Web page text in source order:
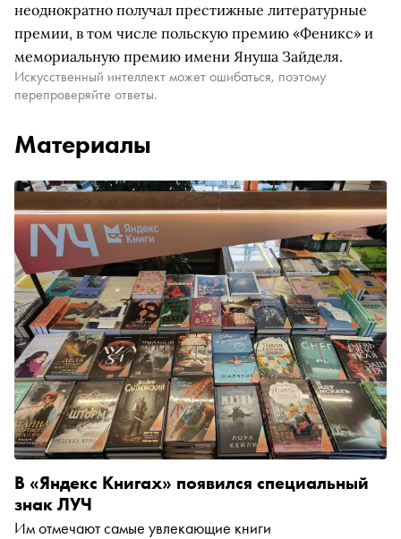
неоднократно получал престижные литературные
премии, в том числе польскую премию «Феникс» и
мемориальную премию имени Януша Зайделя.
Искусственный интеллект может ошибаться, поэтому
перепроверяйте ответы.
Материалы
В «Яндекс Книгах» появился специальный
знак ЛУЧ
Им отмечают самые увлекающие книги